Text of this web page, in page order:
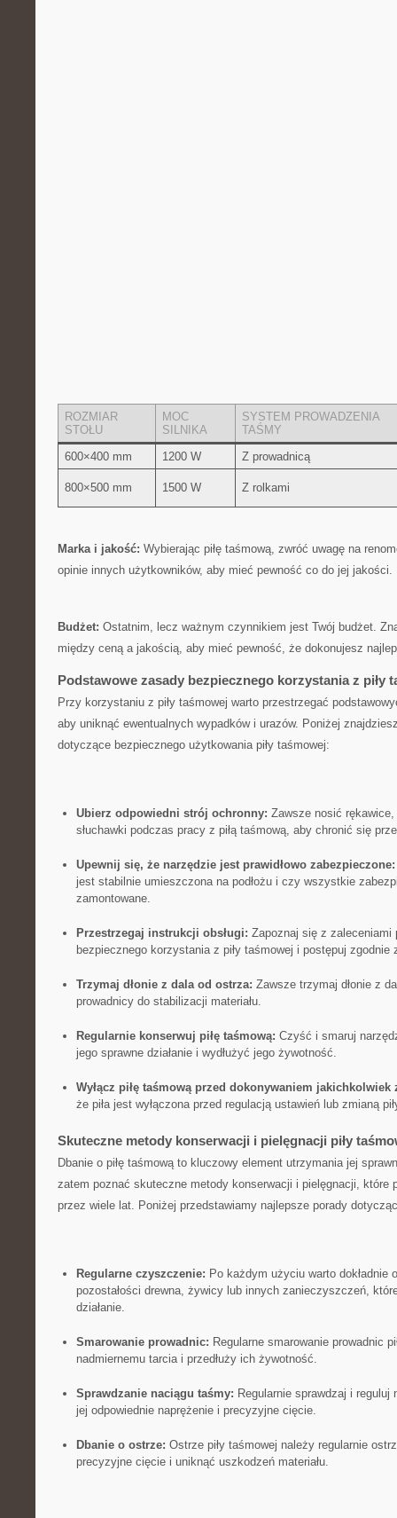
ROZMIAR
STOŁU
MOC​
SILNIKA
SYSTEM⁤ PROWADZENIA
TAŚMY
600×400 mm
1200 ⁢W Z prowadnicą
800×500 mm 1500 W Z rolkami
Marka i jakość: Wybierając ​piłę‍ taśmową, zwróć uwagę ⁢na
opinie innych ‍użytkowników, aby ‍mieć pewność co do jej jakości.
Budżet: Ostatnim, lecz ważnym⁢ czynnikiem jest Twój budżet.
między⁣ ceną a jakością, aby mieć⁣ pewność, że dokonujesz
Podstawowe⁣ zasady⁣ bezpiecznego korzystania z⁣ piły
Przy⁣ korzystaniu z piły taśmowej warto przestrzegać
aby‌ uniknąć ewentualnych wypadków i urazów. Poniżej
dotyczące bezpiecznego użytkowania piły taśmowej:
Ubierz odpowiedni strój ochronny: Zawsze nosić
słuchawki podczas ‌pracy z piłą taśmową, aby chronić ​się
Upewnij się,‌ że narzędzie jest⁤ prawidłowo zabezpieczone:
jest stabilnie umieszczona na podłożu i czy wszystkie
zamontowane.
Przestrzegaj instrukcji obsługi: Zapoznaj się z ​zaleceniami
bezpiecznego ‍korzystania z piły taśmowej ‍i postępuj​ zgodnie
Trzymaj‌ dłonie ⁣z dala od ostrza: Zawsze trzymaj dłonie z
prowadnicy do stabilizacji materiału.
Regularnie konserwuj⁤ piłę taśmową: Czyść ⁤i smaruj
jego sprawne działanie i wydłużyć jego żywotność.
Wyłącz⁣ piłę taśmową ⁣przed dokonywaniem jakichkolwiek
że piła⁣ jest wyłączona przed regulacją ustawień lub zmianą
Skuteczne metody konserwacji i pielęgnacji piły
Dbanie o piłę taśmową ‍to kluczowy ⁤element utrzymania jej
zatem poznać⁢ skuteczne metody konserwacji i pielęgnacji, które
przez ‍wiele lat. Poniżej przedstawiamy ⁣najlepsze porady
Regularne czyszczenie: Po każdym użyciu warto dokładnie⁢
pozostałości drewna, żywicy lub innych zanieczyszczeń,
działanie.
Smarowanie prowadnic: Regularne smarowanie prowadnic
‍nadmiernemu⁤ tarcia i przedłuży ich żywotność.
Sprawdzanie naciągu taśmy: Regularnie sprawdzaj i
jej odpowiednie naprężenie i precyzyjne cięcie.
Dbanie o ⁢ostrze: Ostrze piły taśmowej należy regularnie
precyzyjne cięcie i uniknąć uszkodzeń materiału.